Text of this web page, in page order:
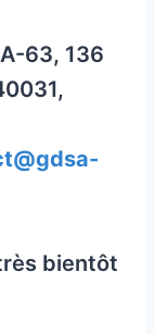
63, 136
bientôt